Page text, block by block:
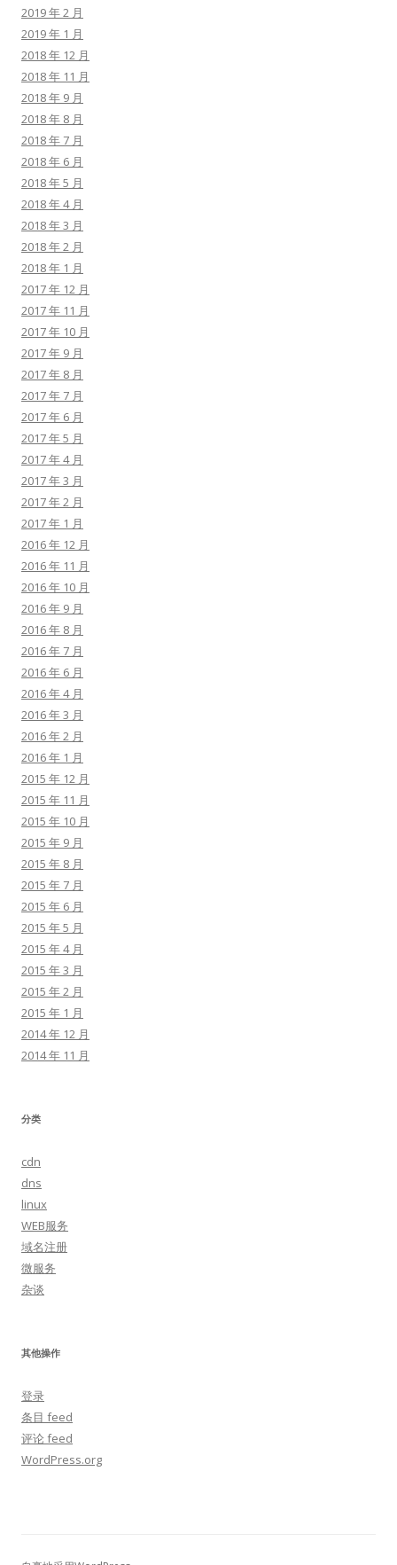
2019 年 2 月
2019 年 1 月
2018 年 12 月
2018 年 11 月
2018 年 9 月
2018 年 8 月
2018 年 7 月
2018 年 6 月
2018 年 5 月
2018 年 4 月
2018 年 3 月
2018 年 2 月
2018 年 1 月
2017 年 12 月
2017 年 11 月
2017 年 10 月
2017 年 9 月
2017 年 8 月
2017 年 7 月
2017 年 6 月
2017 年 5 月
2017 年 4 月
2017 年 3 月
2017 年 2 月
2017 年 1 月
2016 年 12 月
2016 年 11 月
2016 年 10 月
2016 年 9 月
2016 年 8 月
2016 年 7 月
2016 年 6 月
2016 年 4 月
2016 年 3 月
2016 年 2 月
2016 年 1 月
2015 年 12 月
2015 年 11 月
2015 年 10 月
2015 年 9 月
2015 年 8 月
2015 年 7 月
2015 年 6 月
2015 年 5 月
2015 年 4 月
2015 年 3 月
2015 年 2 月
2015 年 1 月
2014 年 12 月
2014 年 11 月
分类
cdn
dns
linux
WEB服务
域名注册
微服务
杂谈
其他操作
登录
条目 feed
评论 feed
WordPress.org